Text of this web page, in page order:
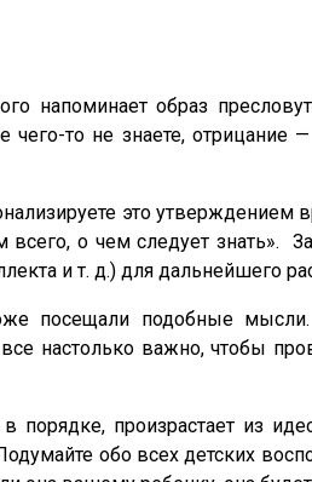
напоминает образ
то не знаете, отрицание
это утверждением
о чем следует знать».
и т. д.) для дальнейшего
посещали подобные
настолько важно, чтобы
порядке, произрастает из
обо всех детских